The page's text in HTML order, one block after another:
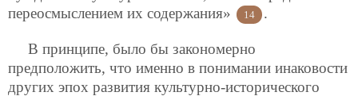
переосмыслением их содержания»
14 .
В принципе, было бы закономерно
предположить, что именно в понимании инаковости
других эпох развития культурно-исторического